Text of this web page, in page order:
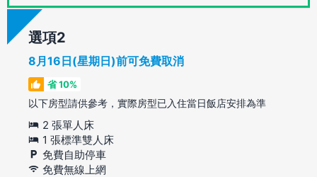
選項
8月16日(星期日)前可免費取消
省 10%
以下房型請供參考，實際房型已入住當日飯店安排為準
2 張單人床
1 張標準雙人床
免費自助停車
免費無線上網